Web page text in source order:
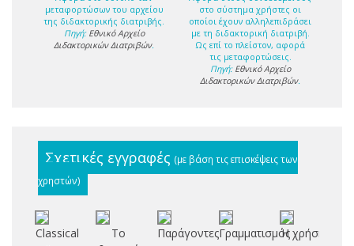
μεταφορτώσων του αρχείου
της διδακτορικής διατριβής.
Πηγή: Εθνικό Αρχείο
Διδακτορικών Διατριβών.
στο σύστημα χρήστες οι
οποίοι έχουν αλληλεπιδράσει
με τη διδακτορική διατριβή.
Ως επί το πλείστον, αφορά
τις μεταφορτώσεις.
Πηγή: Εθνικό Αρχείο
Διδακτορικών Διατριβών.
Σχετικές εγγραφές (με βάση τις επισκέψεις των
χρηστών)
Classical
Το
ΠαράγοντεςΓραμματισμόςΗ χρήση